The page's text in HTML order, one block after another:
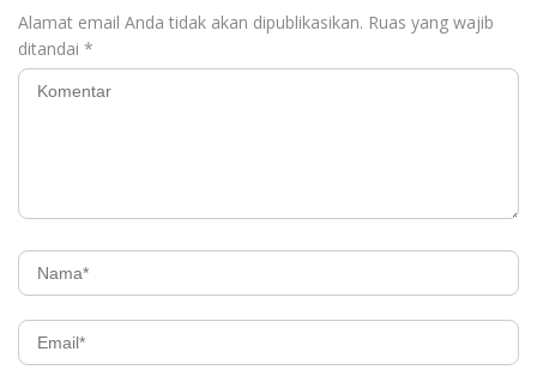
Alamat email Anda tidak akan dipublikasikan. Ruas yang wajib
ditandai *